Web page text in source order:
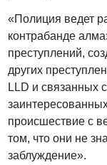
«Полиция ведет
контрабанде
преступлений,
других
LLD и связанных
происшествие с
том, что они не
заблуждение».